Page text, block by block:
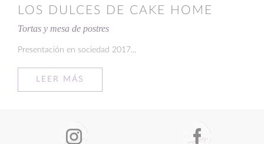
LOS DULCES DE CAKE HOME
Tortas y mesa de postres
Presentación en sociedad 2017...
LEER MÁS